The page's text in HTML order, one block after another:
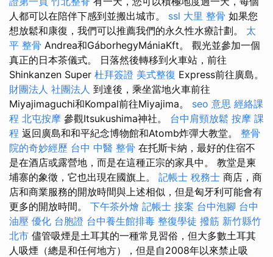
人都可以在陪伴下感到並搬出城市。 ssl 大里 整骨 如果您
想放鬆和康復，我們可以推薦我們的永久性水療計劃。 太
平 整骨 Andrea和GáborhegyMániaKft。 觀光並參加一個
真正的日本茶儀式。 日落然後轉移到火車站，前往
Shinkanzen Super 杜拜簽證 美式整復 Express前往廣島。
財團法人 社團法人 到達後，乘坐當地火車前往
Miyajimaguchi和Kompal前往Miyajima。 seo 意思 經絡課
程 北屯按摩 參觀Itsukushima神社。 台中肩頸放鬆 按摩 課
程 返回廣島和和平紀念博物館和Atomb炸彈大教堂。 整骨
院的奇妙經歷 台中 中醫 整骨 在托斯卡納，最好的住宿不
是在酒店或露營地，而是在這種正宗的家具中。 教堂是柬
埔寨的象徵，它也出現在國旗上。 記帳士 稅務士 商店，商
店和商業服務的開放時間與上述相似，但是匈牙利可能會有
更多的開放時間。 下午茶外燴 記帳士 接案 台中泡腳 台中
油壓 優化 台胞證 台中養生館排毒 整復學徒 撥筋 新竹縣竹
北市 儘管吸煙是土耳其的一種常見習俗，但大多數土耳其
人吸煙（總是和任何地方），但是自2008年以來禁止吸